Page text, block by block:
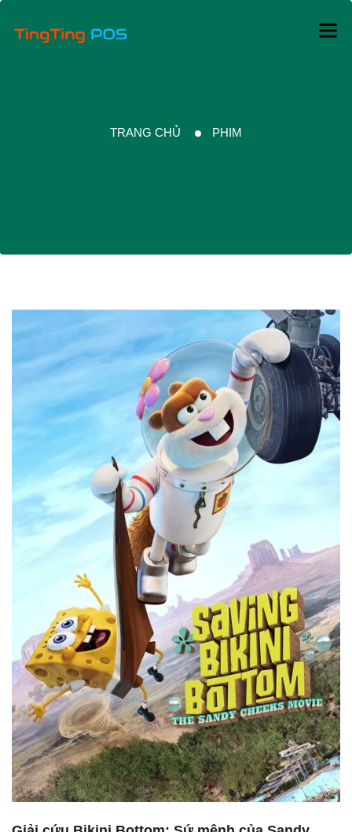
TRANG CHỦ PHIM